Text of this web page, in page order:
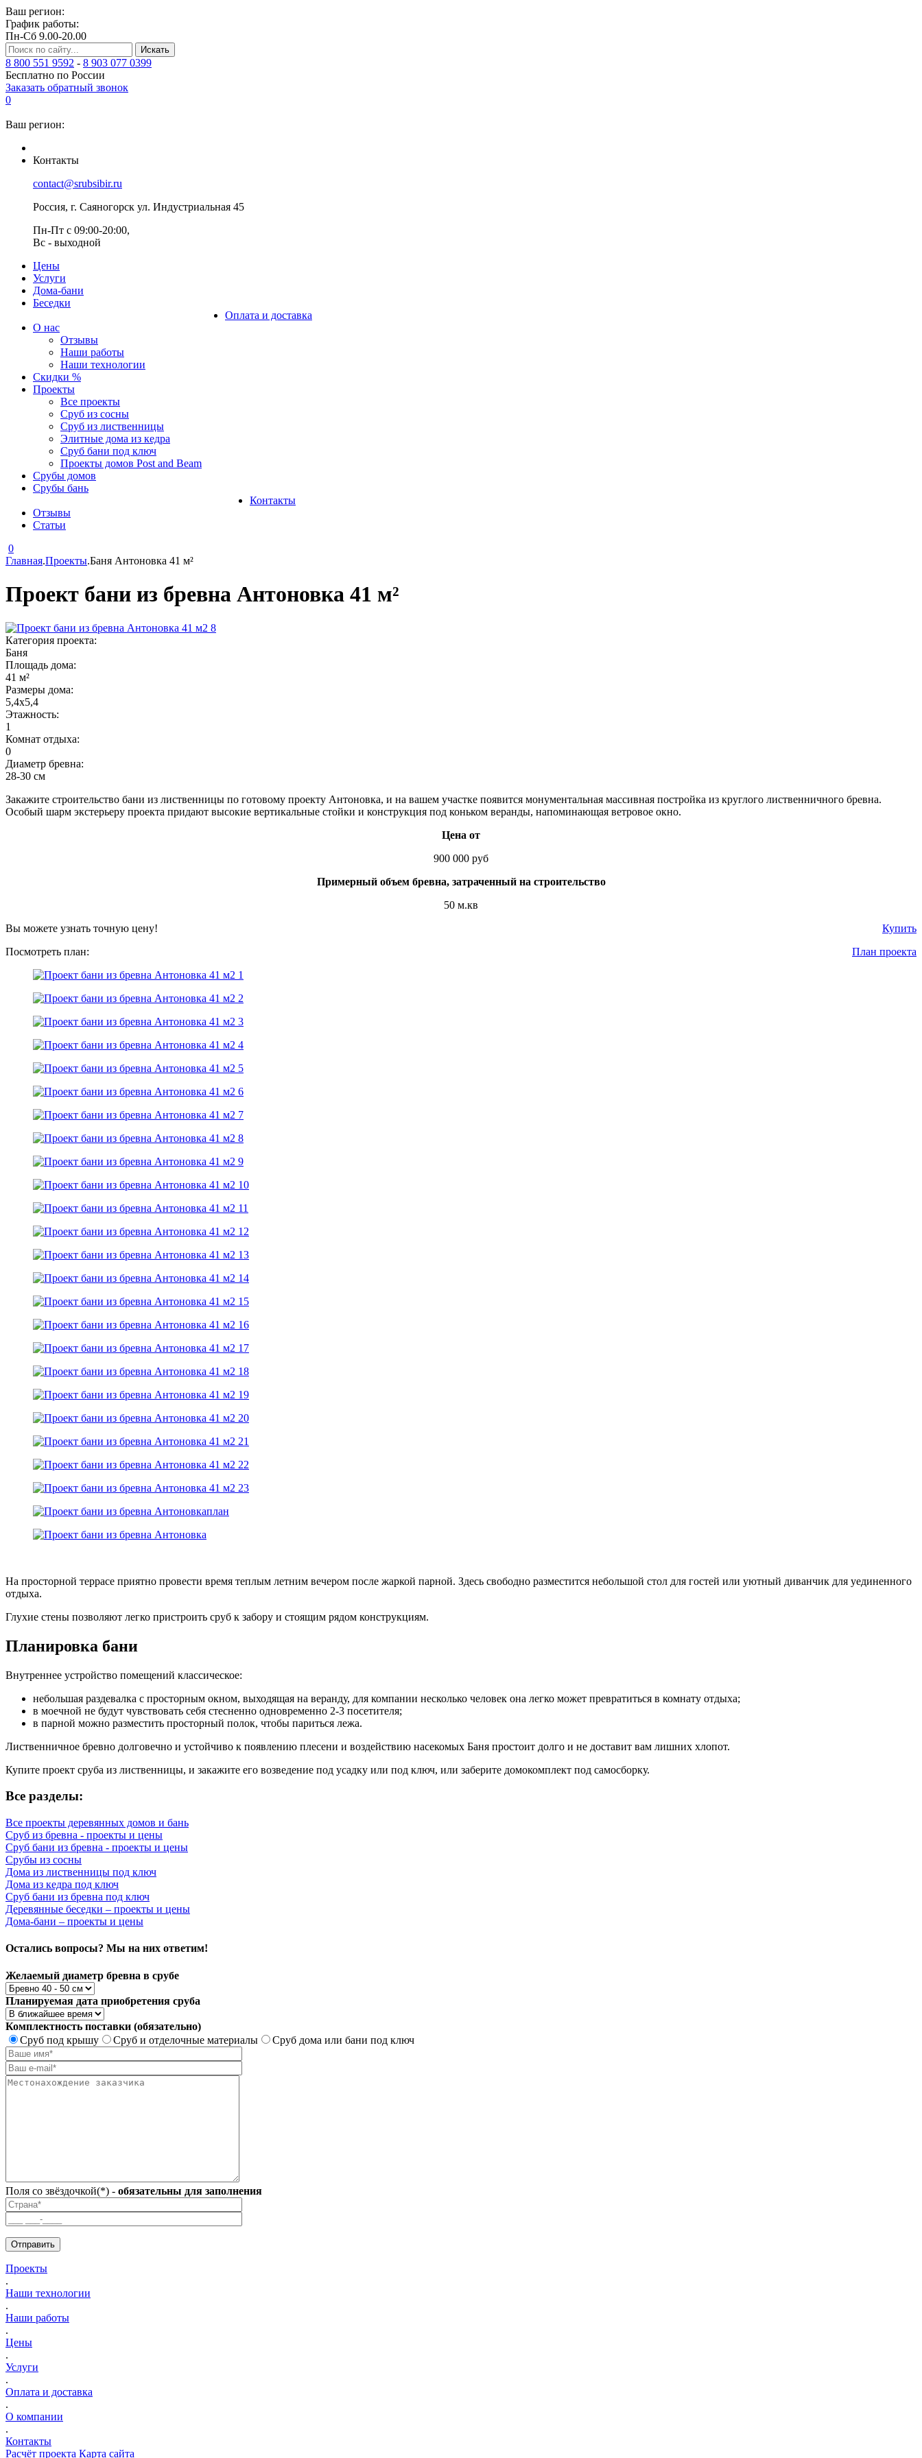
Ваш регион:
График работы:
Пн-Сб 9.00-20.00
Искать
8 800 551 9592 - 8 903 077 0399
Бесплатно по России
Заказать обратный звонок
0
Ваш регион:
Контакты
contact@srubsibir.ru
Россия, г. Саяногорск ул. Индустриальная 45
Пн-Пт с 09:00-20:00,
Вс - выходной
Цены
Услуги
Дома-бани
Беседки
Оплата и доставка
О нас
Отзывы
Наши работы
Наши технологии
Скидки %
Проекты
Все проекты
Сруб из сосны
Сруб из лиственницы
Элитные дома из кедра
Сруб бани под ключ
Проекты домов Post and Beam
Срубы домов
Срубы бань
Контакты
Отзывы
Статьи
0
Главная.Проекты.Баня Антоновка 41 м²
Проект бани из бревна Антоновка 41 м²
Категория проекта:
Баня
Площадь дома:
41 м²
Размеры дома:
5,4x5,4
Этажность:
1
Комнат отдыха:
0
Диаметр бревна:
28-30 см
Закажите строительство бани из лиственницы по готовому проекту Антоновка, и на вашем участке появится монументальная массивная постройка из круглого лиственничного бревна.
Особый шарм экстерьеру проекта придают высокие вертикальные стойки и конструкция под коньком веранды, напоминающая ветровое окно.
Цена от
900 000 руб
Примерный объем бревна, затраченный на строительство
50 м.кв
Купить
Вы можете узнать точную цену!
План проекта
Посмотреть план:
На просторной террасе приятно провести время теплым летним вечером после жаркой парной. Здесь свободно разместится небольшой стол для гостей или уютный диванчик для уединенного
отдыха.
Глухие стены позволяют легко пристроить сруб к забору и стоящим рядом конструкциям.
Планировка бани
Внутреннее устройство помещений классическое:
небольшая раздевалка с просторным окном, выходящая на веранду, для компании несколько человек она легко может превратиться в комнату отдыха;
в моечной не будут чувствовать себя стесненно одновременно 2-3 посетителя;
в парной можно разместить просторный полок, чтобы париться лежа.
Лиственничное бревно долговечно и устойчиво к появлению плесени и воздействию насекомых Баня простоит долго и не доставит вам лишних хлопот.
Купите проект сруба из лиственницы, и закажите его возведение под усадку или под ключ, или заберите домокомплект под самосборку.
Все разделы:
Все проекты деревянных домов и бань
Сруб из бревна - проекты и цены
Сруб бани из бревна - проекты и цены
Срубы из сосны
Дома из лиственницы под ключ
Дома из кедра под ключ
Сруб бани из бревна под ключ
Деревянные беседки – проекты и цены
Дома-бани – проекты и цены
Остались вопросы? Мы на них ответим!
Желаемый диаметр бревна в срубе
Планируемая дата приобретения сруба
Комплектность поставки (обязательно)
Сруб под крышу
Сруб и отделочные материалы Сруб дома или бани под ключ
Поля со звёздочкой(*) - обязательны для заполнения
Проекты
.
Наши технологии
.
Наши работы
.
Цены
.
Услуги
.
Оплата и доставка
.
О компании
.
Контакты
Расчёт проекта Карта сайта